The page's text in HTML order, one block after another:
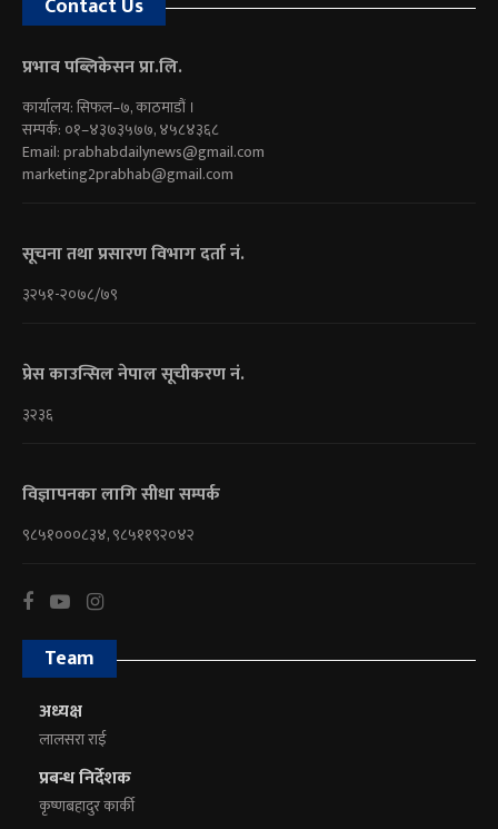
प्रभाव पब्लिकेसन प्रा.लि.
कार्यालय: सिफल–७, काठमाडौं ।
सम्पर्क: ०१–४३७३५७७, ४५८४३६८
Email:prabhabdailynews@gmail.com
marketing2prabhab@gmail.com
सूचना तथा प्रसारण विभाग दर्ता नं.
३२५१-२०७८/७९
प्रेस काउन्सिल नेपाल सूचीकरण नं.
३२३६
विज्ञापनका लागि सीधा सम्पर्क
९८५१०००८३४, ९८५११९२०४२
Team
अध्यक्ष
लालसरा राई
प्रबन्ध निर्देशक
कृष्णबहादुर कार्की